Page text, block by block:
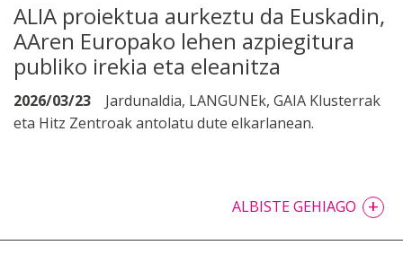
ALIA proiektua aurkeztu da Euskadin,
AAren Europako lehen azpiegitura
publiko irekia eta eleanitza
2026/03/23
Jardunaldia, LANGUNEk, GAIA Klusterrak
eta Hitz Zentroak antolatu dute elkarlanean.
ALBISTE GEHIAGO +